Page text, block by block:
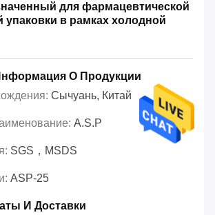
для фармацевтической
упаковки в рамках холодной
О Продукции
Сычуань, Китай
A.S.P
SGS，MSDS
ASP-25
И Доставки